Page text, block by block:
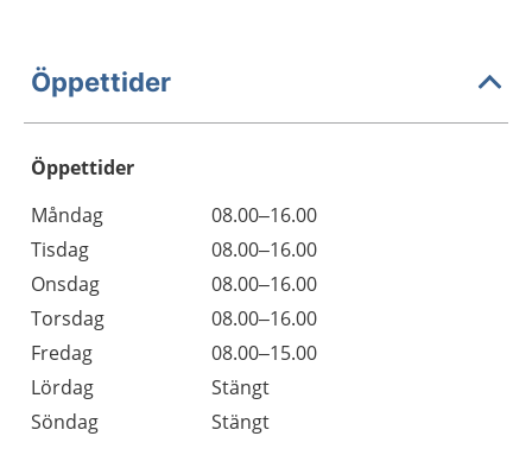
Öppettider
Öppettider
Dag
Öppettider
Kommentarer
Måndag
08.00–16.00
Tisdag
08.00–16.00
Onsdag
08.00–16.00
Torsdag
08.00–16.00
Fredag
08.00–15.00
Lördag
Stängt
Söndag
Stängt